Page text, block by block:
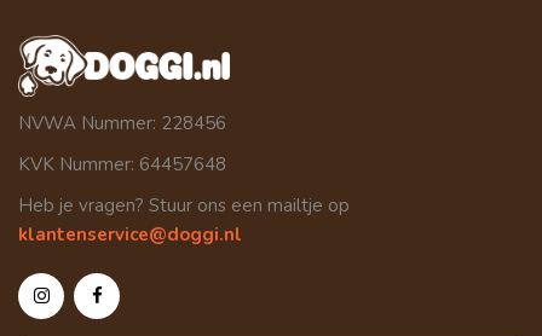
NVWA Nummer: 228456
KVK Nummer: 64457648
Heb je vragen? Stuur ons een mailtje op
klantenservice@doggi.nl